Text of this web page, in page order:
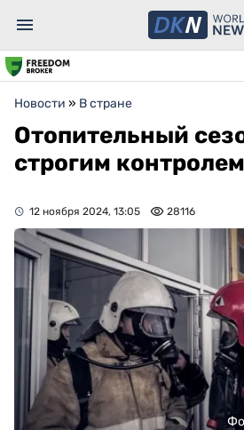
Новости » В стране
Отопительный
строгим
12 ноября 2024, 13:05 28116